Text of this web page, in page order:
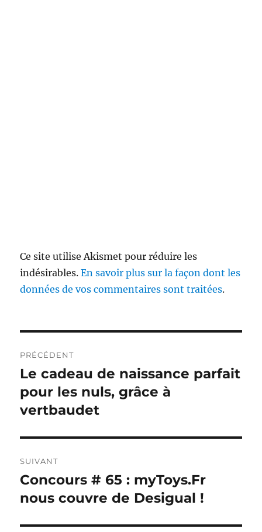
Ce site utilise Akismet pour réduire les
indésirables.En savoir plus sur la façon dont les
données de vos commentaires sont traitées.
de
l’article
PRÉCÉDENT
Publication
précédente :
Le cadeau de naissance parfait
pour les nuls, grâce à
vertbaudet
SUIVANT
Publication
suivante :
Concours # 65 : myToys.Fr
nous couvre de Desigual !